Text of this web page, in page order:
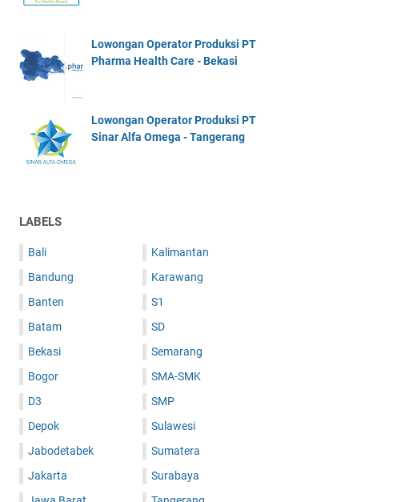
Lowongan Operator Produksi PT
Pharma Health Care - Bekasi
Lowongan Operator Produksi PT
Sinar Alfa Omega - Tangerang
LABELS
Bali
Bandung
Banten
Batam
Bekasi
Bogor
D3
Depok
Jabodetabek
Jakarta
Kalimantan
Karawang
S1
SD
Semarang
SMA-SMK
SMP
Sulawesi
Sumatera
Surabaya